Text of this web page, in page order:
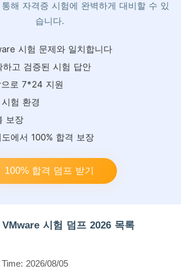
해 자격증 시험에 완벽하게 대비할 수 있
습니다.
시험 문제와 일치합니다
하고 검증된 시험 답안
로 7*24 지원
험 환경
보장
에서 100% 합격 보장
100% 합격 덤프 받기
VMware 시험 덤프 2026 목록
2026/08/05